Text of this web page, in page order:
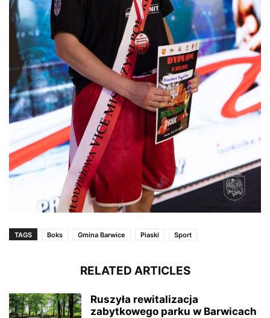
TAGS Boks Gmina Barwice Piaski Sport
RELATED ARTICLES
Ruszyła rewitalizacja
zabytkowego parku w Barwicach